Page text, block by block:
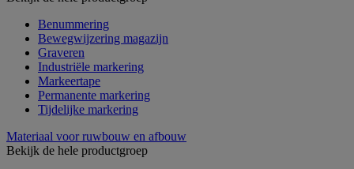
Benummering
Bewegwijzering magazijn
Graveren
Industriële markering
Markeertape
Permanente markering
Tijdelijke markering
Materiaal voor ruwbouw en afbouw
Bekijk de hele productgroep